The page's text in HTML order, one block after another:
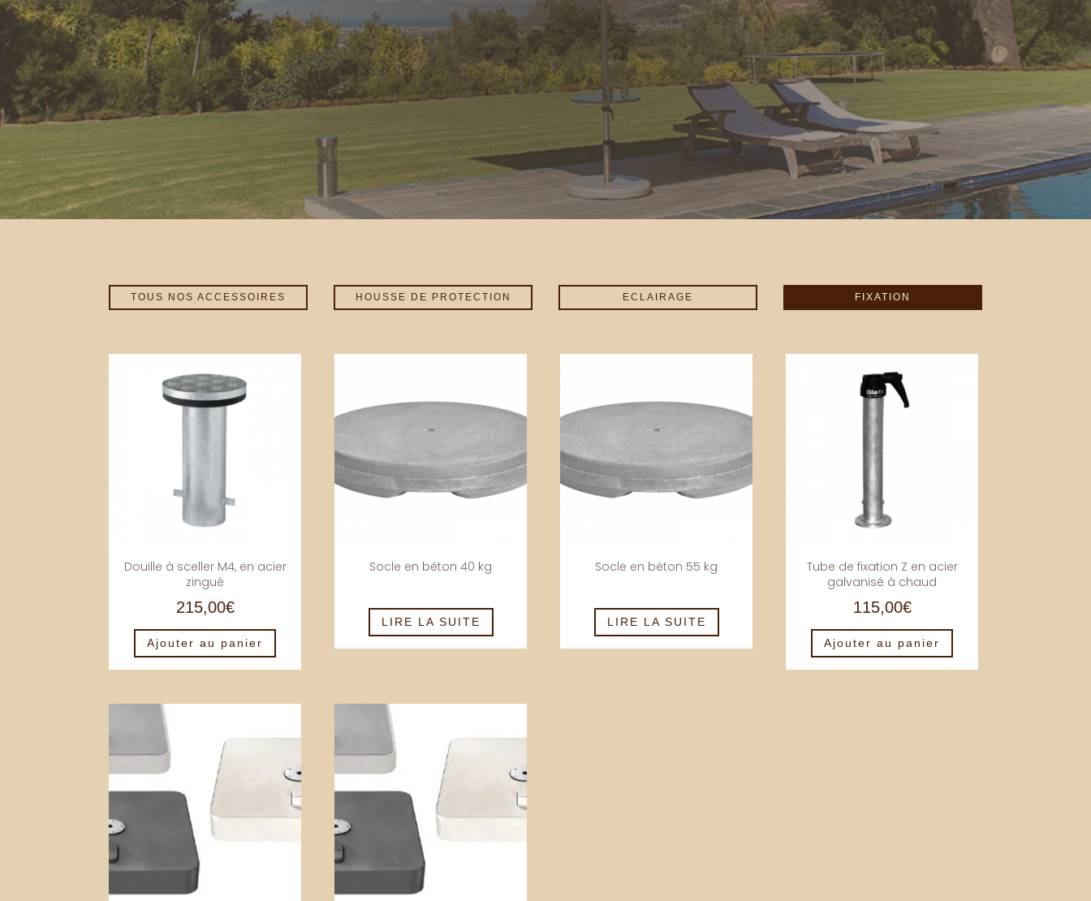
TOUS NOS ACCESSOIRES HOUSSE DE PROTECTION ECLAIRAGE FIXATION
Douille à sceller M4, en acier
zingué
215,00€
Ajouter au panier
Socle en béton 40 kg
LIRE LA SUITE
Socle en béton 55 kg
LIRE LA SUITE
Tube de fixation Z en acier
galvanisé à chaud
115,00€
Ajouter au panier